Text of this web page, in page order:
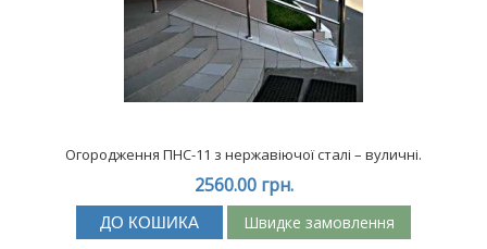
Огородження ПНС-11 з нержавіючої сталі – вуличні.
2560.00 грн.
ДО КОШИКА Швидке замовлення